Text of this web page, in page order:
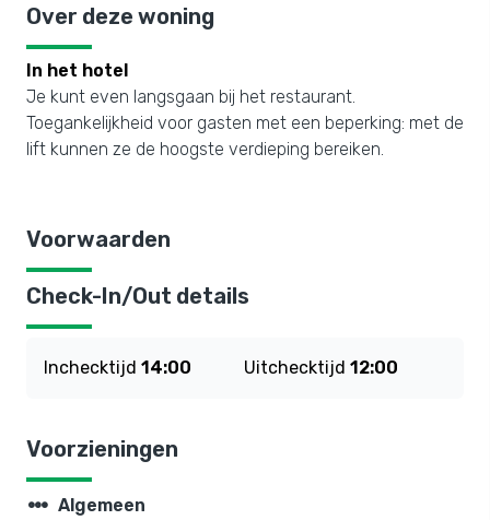
Over deze woning
In het hotel
Je kunt even langsgaan bij het restaurant.
Toegankelijkheid voor gasten met een beperking: met de
lift kunnen ze de hoogste verdieping bereiken.
Voorwaarden
Check-In/Out details
Inchecktijd 14:00 Uitchecktijd 12:00
Voorzieningen
steppers Algemeen